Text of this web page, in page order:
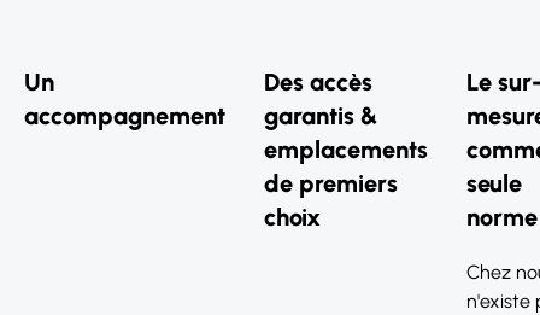
Un
accompagnement
Des accès
garantis &
emplacements
de premiers
choix
Le
seule
norme
Chez
n'existe